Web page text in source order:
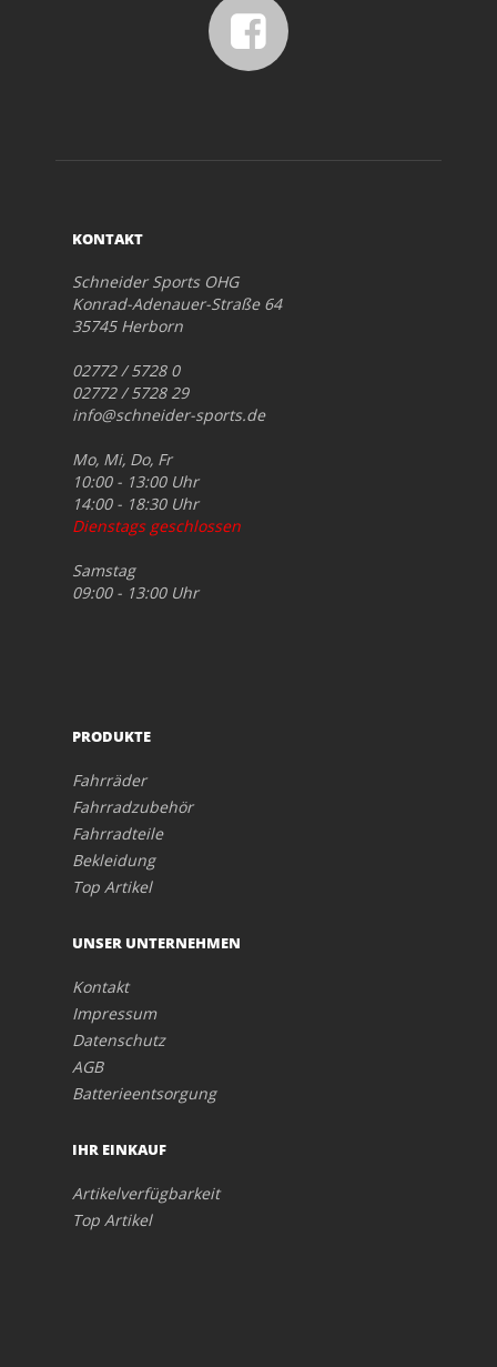
KONTAKT
Schneider Sports OHG
Konrad-Adenauer-Straße 64
35745 Herborn
02772 / 5728 0
02772 / 5728 29
info@schneider-sports.de
Mo, Mi, Do, Fr
10:00 - 13:00 Uhr
14:00 - 18:30 Uhr
Dienstags geschlossen
Samstag
09:00 - 13:00 Uhr
PRODUKTE
Fahrräder
Fahrradzubehör
Fahrradteile
Bekleidung
Top Artikel
UNSER UNTERNEHMEN
Kontakt
Impressum
Datenschutz
AGB
Batterieentsorgung
IHR EINKAUF
Artikelverfügbarkeit
Top Artikel